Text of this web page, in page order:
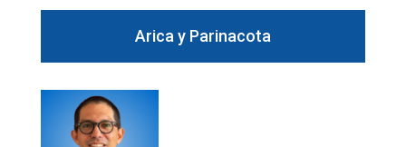
Arica y Parinacota